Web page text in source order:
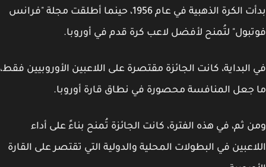
بدأت الكرة الذهبية في عام 1956، حينما أطلقت مجلة "فرانس
لتُمنح لأفضل لاعب كرة قدم في أوروبا.
كانت الجائزة مقتصرة على اللاعبين الأوروبيين فقط،
جعل المنافسة محصورة في نطاق قارة أوروبا.
ثم، في هذه الفترة، كانت الجائزة تُمنح بناءً على أداء
في البطولات المحلية والدولية التي تقتصر على القارة